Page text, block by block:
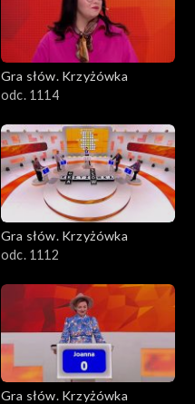
Gra słów. Krzyżówka
odc. 1114
Gra słów. Krzyżówka
odc. 1112
Gra słów. Krzyżówka